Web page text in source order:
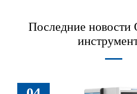
Последние новости